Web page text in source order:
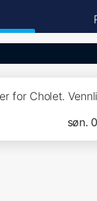
for Cholet.
søn.